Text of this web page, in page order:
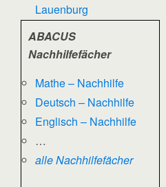
Lauenburg
ABACUS
Nachhilfefächer
Mathe – Nachhilfe
Deutsch – Nachhilfe
Englisch – Nachhilfe
…
alle Nachhilfefächer